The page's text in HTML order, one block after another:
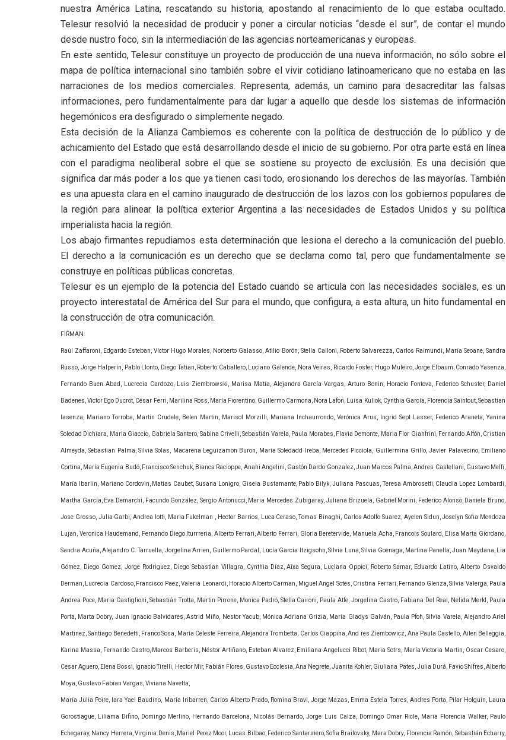
nuestra América Latina, rescatando su historia, apostando al renacimiento de lo que estaba ocultado.
Telesur resolvió la necesidad de producir y poner a circular noticias “desde el sur”, de contar el mundo
desde nustro foco, sin la intermediación de las agencias norteamericanas y europeas.
En este sentido, Telesur constituye un proyecto de producción de una nueva información, no sólo sobre el
mapa de política internacional sino también sobre el vivir cotidiano latinoamericano que no estaba en las
narraciones de los medios comerciales. Representa, además, un camino para desacreditar las falsas
informaciones, pero fundamentalmente para dar lugar a aquello que desde los sistemas de información
hegemónicos era desfigurado o simplemente negado.
Esta decisión de la Alianza Cambiemos es coherente con la política de destrucción de lo público y de
achicamiento del Estado que está desarrollando desde el inicio de su gobierno. Por otra parte está en línea
con el paradigma neoliberal sobre el que se sostiene su proyecto de exclusión. Es una decisión que
significa dar más poder a los que ya tienen casi todo, erosionando los derechos de las mayorías. También
es una apuesta clara en el camino inaugurado de destrucción de los lazos con los gobiernos populares de
la región para alinear la política exterior Argentina a las necesidades de Estados Unidos y su política
imperialista hacia la región.
Los abajo firmantes repudiamos esta determinación que lesiona el derecho a la comunicación del pueblo.
El derecho a la comunicación es un derecho que se declama como tal, pero que fundamentalmente se
construye en políticas públicas concretas.
Telesur es un ejemplo de la potencia del Estado cuando se articula con las necesidades sociales, es un
proyecto interestatal de América del Sur para el mundo, que configura, a esta altura, un hito fundamental en
la construcción de otra comunicación.
FIRMAN:
Raúl Zaffaroni, Edgardo Esteban, Víctor Hugo Morales, Norberto Galasso, Atilio Borón, Stella Calloni, Roberto Salvarezza, Carlos Raimundi, María Seoane, Sandra
Russo, Jorge Halperín, Pablo Llonto, Diego Tatian, Roberto Caballero, Luciano Galende, Nora Veiras, Ricardo Foster, Hugo Muleiro, Jorge Elbaum, Conrado Yasenza,
Fernando Buen Abad, Lucrecia Cardozo, Luis Ziembrowski, Marisa Matía, Alejandra García Vargas, Arturo Bonin, Horacio Fontova, Federico Schuster, Daniel
Badenes, Victor Ego Ducrot, César Ferri, Marilina Ross, María Fiorentino, Guillermo Carmona, Nora Lafon, Luisa Kuliok, Cynthia García, Florencia Saintout, Sebastian
Iasenza, Mariano Torroba, Martín Crudele, Belen Martin, Marisol Morzilli, Mariana Inchaurrondo, Verónica Arus, Ingrid Sept Lasser, Federico Araneta, Yanina
Soledad Dichiara, Maria Giaccio, Gabriela Santero, Sabina Crivelli, Sebastián Varela, Paula Morabes, Flavia Demonte, Maria Flor Gianfrini, Fernando Alfón, Cristian
Almeyda, Sebastian Palma, Silvia Solas, Macarena Leguizamon Buron, María Soledadd Ireba, Mercedes Picciola, Guillermina Grillo, Javier Palavecino, Emiliano
Cortina, María Eugenia Budó, Francisco Senchuk, Bianca Racioppe, Anahi Angelini, Gastón Dardo Gonzalez, Juan Marcos Palma, Andres Castellani, Gustavo Melfi,
María Ibarlin, Mariano Cordovin, Matias Caubet, Susana Lonigro, Gisela Bustamante, Pablo Bilyk, Juliana Pascuas, Teresa Ambrosetti, Claudia Lopez Lombardi,
Martha García, Eva Demarchi, Facundo González, Sergio Antonucci, Maria Mercedes Zubigaray, Juliana Brizuela, Gabriel Morini, Federico Alonso, Daniela Bruno,
Jose Grosso, Julia Garbi, Andrea Iotti, Maria Fukelman , Hector Barrios, Luca Ceraso, Tomas Binaghi, Carlos Adolfo Suarez, Ayelen Sidun, Joselyn Sofia Mendoza
Lujan, Veronica Haudemand, Fernando Diego Iturrreria, Alberto Ferrari, Alberto Ferrari, Gloria Beretervide, Manuela Acha, Francois Soulard, Elisa Marta Giordano,
Sandra Acuña, Alejandro C. Tarruella, Jorgelina Arrien, Guillermo Pardal, Lucía García Itzigsohn, Silvia Luna, Silvia Goenaga, Martina Panella, Juan Maydana, Lia
Gómez, Diego Gomez, Jorge Rodriguez, Diego Sebastian Villagra, Cynthia Díaz, Aixa Segura, Luciana Oppici, Roberto Samar, Eduardo Latino, Alberto Osvaldo
Derman, Lucrecia Cardoso, Francisco Paez, Valeria Leonardi, Horacio Alberto Carman, Miguel Angel Sotes, Cristina Ferrari, Fernando Glenza, Silvia Valerga, Paula
Andrea Poce, Maria Castiglioni, Sebastián Trotta, Martin Pirrone, Monica Padró, Stella Caironi, Paula Atfe, Jorgelina Castro, Fabiana Del Real, Nelida Merkl, Paula
Porta, Marta Dobry, Juan Ignacio Balvidares, Astrid Miño, Nestor Yacub, Mónica Adriana Grizia, María Gladys Galván, Paula Pfoh, Silvia Varela, Alejandro Ariel
Martinez, Santiago Benedetti, Franco Sosa, María Celeste Ferreira, Alejandra Trombetta, Carlos Ciappina, And res Ziembowicz, Ana Paula Castello, Ailen Belleggia,
Karina Massa, Fernando Castro, Marcos Barberis, Néstor Artiñano, Esteban Alvarez, Emiliana Angelucci Ribot, Maria Sotrs, María Victoria Martin, Oscar Cesaro,
Cesar Aguero, Elena Bossi, Ignacio Tirelli, Hector Mir, Fabián Flores, Gustavo Ecclesia, Ana Negrete, Juanita Kohler, Giuliana Pates, Julia Durá, Favio Shifres, Alberto
Moya, Gustavo Fabian Vargas, Viviana Navetta,
María Julia Poire, Iara Yael Baudino, María Iribarren, Carlos Alberto Prado, Romina Bravi, Jorge Mazas, Emma Estela Torres, Andres Porta, Pilar Holguin, Laura
Gorostiague, Liliama Difino, Domingo Merlino, Hernando Barcelona, Nicolás Bernardo, Jorge Luis Calza, Domingo Omar Ricle, Maria Florencia Walker, Paulo
Echegaray, Nancy Herrera, Virginia Denis, Mariel Perez Moor, Lucas Bilbao, Federico Santarsiero, Sofìa Brailovsky, Mara Dobry, Florencia Ramón, Sebastián Echarry,